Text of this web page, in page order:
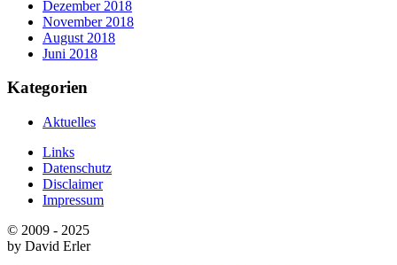
Dezember 2018
November 2018
August 2018
Juni 2018
Kategorien
Aktuelles
Links
Datenschutz
Disclaimer
Impressum
© 2009 - 2025
by David Erler